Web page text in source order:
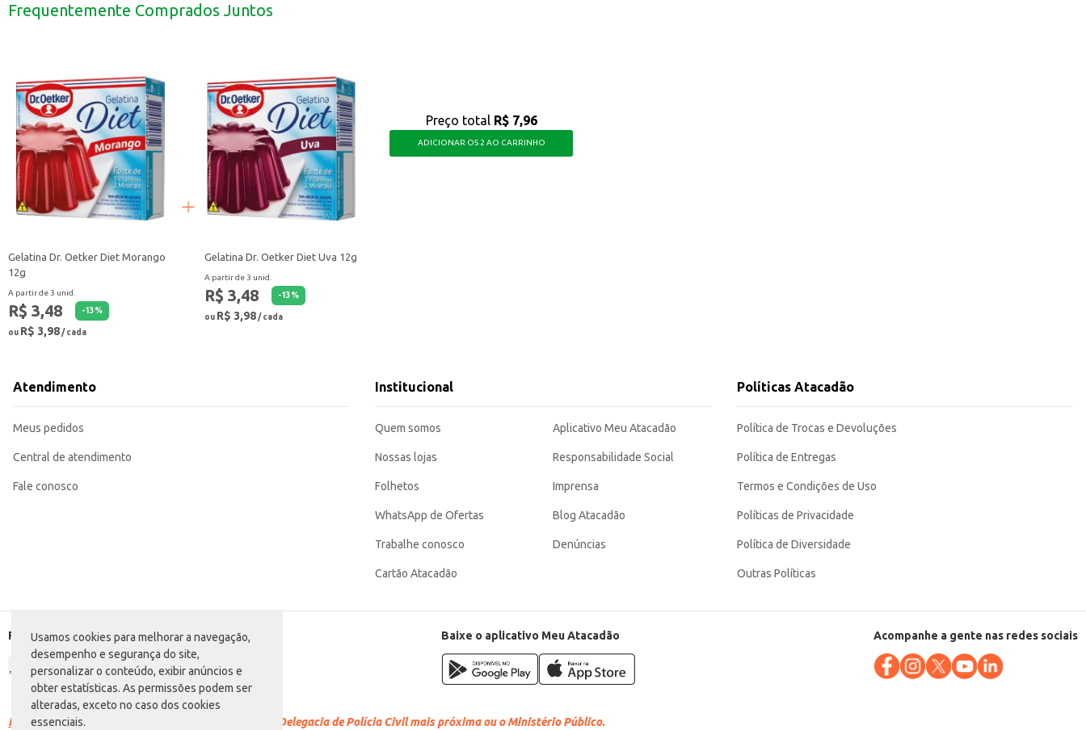
Usamos cookies para melhorar a navegação,
desempenho e segurança do site,
personalizar o conteúdo, exibir anúncios e
obter estatísticas. As permissões podem ser
alteradas, exceto no caso dos cookies
essenciais.
A Gelatina Dr. Oetker Diet Limão é uma escolha prática e saborosa para quem busca uma sobremesa com menos calorias, sem abrir mão do prazer de um doce.
Frequentemente Comprados Juntos
Gelatina Dr. Oetker Diet Morango
12g
A partir de 3 unid.
R$ 3,48 -13%
ou R$ 3,98/ cada
Gelatina Dr. Oetker Diet Uva 12g
A partir de 3 unid.
R$ 3,48 -13%
ou R$ 3,98/ cada
Preço total R$ 7,96
ADICIONAR OS 2 AO CARRINHO
Atendimento
Meus pedidos
Central de atendimento
Fale conosco
Institucional
Quem somos
Nossas lojas
Folhetos
WhatsApp de Ofertas
Trabalhe conosco
Cartão Atacadão
Aplicativo Meu Atacadão
Responsabilidade Social
Imprensa
Blog Atacadão
Denúncias
Políticas Atacadão
Política de Trocas e Devoluções
Política de Entregas
Termos e Condições de Uso
Políticas de Privacidade
Política de Diversidade
Outras Políticas
Formas de pagamento Baixe o aplicativo Meu Atacadão Acompanhe a gente nas redes sociais
Racismo é crime. Denuncie. Disque 100 ou procure a Delegacia de Polícia Civil mais próxima ou o Ministério Público.